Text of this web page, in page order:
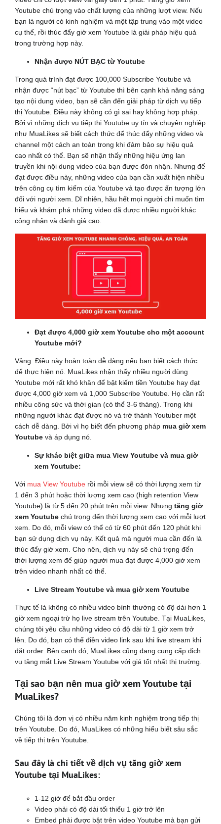
Youtube chú trọng vào chất lượng của những lượt view. Nếu
bạn là người có kinh nghiệm và một tập trung vào một video
cụ thể, rồi thúc đẩy giờ xem Youtube là giải pháp hiệu quả
trong trường hợp này.
Nhận được NÚT BẠC từ Youtube
Trong quá trình đạt được 100,000 Subscribe Youtube và
nhận được “nút bạc” từ Youtube thì bên cạnh khả năng sáng
tạo nội dung video, bạn sẽ cần đến giải pháp từ dịch vụ tiếp
thị Youtube. Điều này không có gì sai hay không hợp pháp.
Bởi vì những dịch vụ tiếp thị Youtube uy tín và chuyên nghiệp
như MuaLikes sẽ biết cách thức để thúc đẩy những video và
channel một cách an toàn trong khi đảm bảo sự hiệu quả
cao nhất có thể. Bạn sẽ nhận thấy những hiệu ứng lan
truyền khi nội dung video của bạn được đón nhận. Nhưng để
đạt được điều này, những video của bạn cần xuất hiện nhiều
trên công cụ tìm kiếm của Youtube và tạo được ấn tượng lớn
đối với người xem. Dĩ nhiên, hầu hết mọi người chỉ muốn tìm
hiểu và khám phá những video đã được nhiều người khác
công nhận và đánh giá cao.
Đạt được 4,000 giờ xem Youtube cho một account
Youtube mới?
Vâng. Điều này hoàn toàn dễ dàng nếu bạn biết cách thức
để thực hiện nó. MuaLikes nhận thấy nhiều người dùng
Youtube mới rất khó khăn để bật kiếm tiền Youtube hay đạt
được 4,000 giờ xem và 1,000 Subscribe Youtube. Họ cần rất
nhiều công sức và thời gian (có thể 3-6 tháng). Trong khi
những người khác đạt được nó và trở thành Youtuber một
cách dễ dàng. Bởi vì họ biết đến phương pháp mua giờ xem
Youtube và áp dụng nó.
Sự khác biệt giữa mua View Youtube và mua giờ
xem Youtube:
Với mua View Youtube rồi mỗi view sẽ có thời lượng xem từ
1 đến 3 phút hoặc thời lượng xem cao (high retention View
Youtube) là từ 5 đến 20 phút trên mỗi view. Nhưng tăng giờ
xem Youtube chú trọng đến thời lượng xem cao với mỗi lượt
xem. Do đó, mỗi view có thể có từ 60 phút đến 120 phút khi
bạn sử dụng dịch vụ này. Kết quả mà người mua cần đến là
thúc đẩy giờ xem. Cho nên, dịch vụ này sẽ chú trọng đến
thời lượng xem để giúp người mua đạt được 4,000 giờ xem
trên video nhanh nhất có thể.
Live Stream Youtube và mua giờ xem Youtube
Thực tế là không có nhiều video bình thường có độ dài hơn 1
giờ xem ngoại trừ họ live stream trên Youtube. Tại MuaLikes,
chúng tôi yêu cầu những video có độ dài từ 1 giờ xem trở
lên. Do đó, bạn có thể điền video link sau khi live stream khi
đặt order. Bên cạnh đó, MuaLikes cũng đang cung cấp dịch
vụ tăng mắt Live Stream Youtube với giá tốt nhất thị trường.
Tại sao bạn nên mua giờ xem Youtube tại
MuaLikes?
Chúng tôi là đơn vị có nhiều năm kinh nghiệm trong tiếp thị
trên Youtube. Do đó, MuaLikes có những hiểu biết sâu sắc
về tiếp thị trên Youtube.
Sau đây là chi tiết về dịch vụ tăng giờ xem
Youtube tại MuaLikes:
1-12 giờ để bắt đầu order
Video phải có độ dài tối thiểu 1 giờ trở lên
Embed phải được bật trên video Youtube mà bạn gửi